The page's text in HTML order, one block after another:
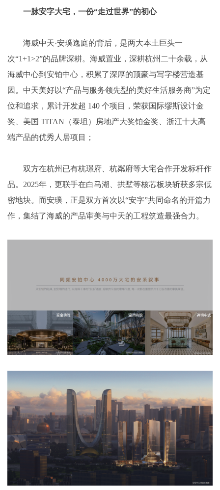
一脉安字大宅，一份“走过世界”的初心
海威中天·安璞逸庭的背后，是两大本土巨头一
次“1+1>2”的品牌深耕。海威置业，深耕杭州二十余载，从
海威中心到安铂中心，积累了深厚的顶豪与写字楼营造基
因。中天美好以“产品与服务领先型的美好生活服务商”为定
位和追求，累计开发超 140 个项目，荣获国际缪斯设计金
奖、美国 TITAN（泰坦）房地产大奖铂金奖、浙江十大高
端产品的优秀人居项目；
双方在杭州已有杭璟府、杭粼府等大宅合作开发标杆作
品。2025年，更联手在白马湖、拱墅等核芯板块斩获多宗低
密地块。而安璞，正是双方首次以“安字”共同命名的开篇力
作，集结了海威的产品审美与中天的工程筑造最强合力。